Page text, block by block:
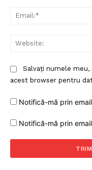
Salvați numele
acest browser pentru
Notifică-mă prin
Notifică-mă prin